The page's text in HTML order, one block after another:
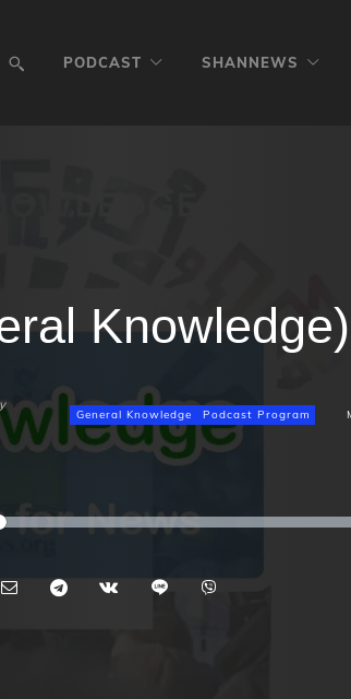
PODCAST SHANNEWS
General Knowledge Podcast Program